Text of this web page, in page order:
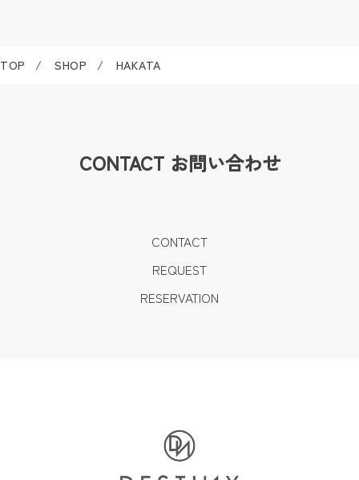
TOP SHOP HAKATA
CONTACT お問い合わせ
CONTACT
REQUEST
RESERVATION